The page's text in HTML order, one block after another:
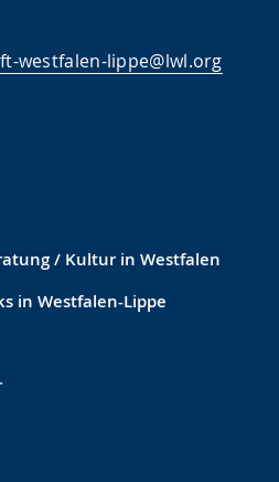
westfalen-lippe@lwl.org
/ Kultur in Westfalen
in Westfalen-Lippe